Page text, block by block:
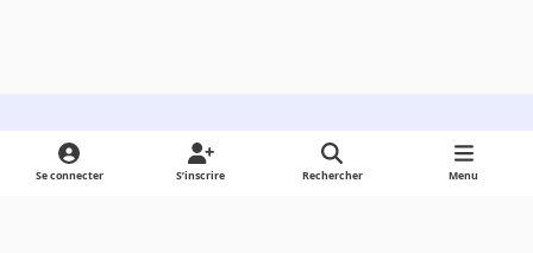
Light ModeDark ModeSystem Preference
Se connecter S’inscrire Rechercher Menu